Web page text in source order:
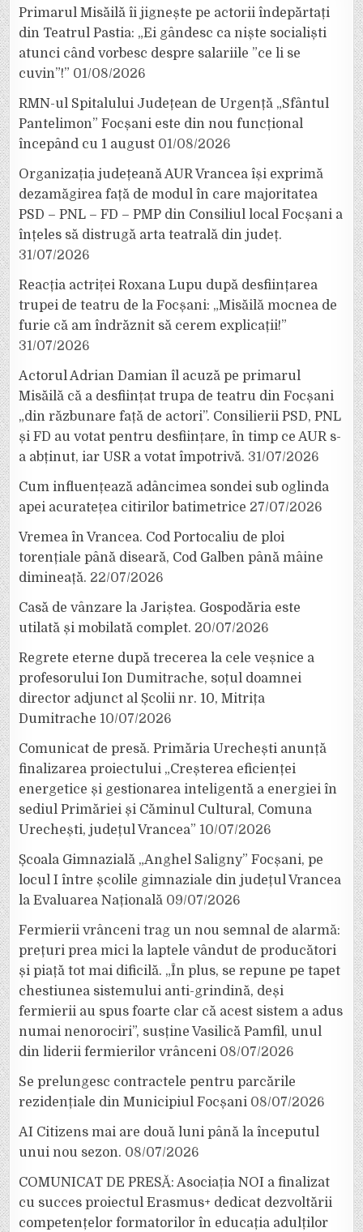
Primarul Misăilă îi jignește pe actorii îndepărtați
din Teatrul Pastia: „Ei gândesc ca niște socialiști
atunci când vorbesc despre salariile ”ce li se
cuvin”!” 01/08/2026
RMN-ul Spitalului Județean de Urgență „Sfântul
Pantelimon” Focșani este din nou funcțional
începând cu 1 august 01/08/2026
Organizația județeană AUR Vrancea își exprimă
dezamăgirea față de modul în care majoritatea
PSD – PNL – FD – PMP din Consiliul local Focșani a
înțeles să distrugă arta teatrală din județ.
31/07/2026
Reacția actriței Roxana Lupu după desființarea
trupei de teatru de la Focșani: „Misăilă mocnea de
furie că am îndrăznit să cerem explicații!”
31/07/2026
Actorul Adrian Damian îl acuză pe primarul
Misăilă că a desființat trupa de teatru din Focșani
„din răzbunare față de actori”. Consilierii PSD, PNL
și FD au votat pentru desființare, în timp ce AUR s-
a abținut, iar USR a votat împotrivă. 31/07/2026
Cum influențează adâncimea sondei sub oglinda
apei acuratețea citirilor batimetrice 27/07/2026
Vremea în Vrancea. Cod Portocaliu de ploi
torențiale până diseară, Cod Galben până mâine
dimineață. 22/07/2026
Casă de vânzare la Jariștea. Gospodăria este
utilată și mobilată complet. 20/07/2026
Regrete eterne după trecerea la cele veșnice a
profesorului Ion Dumitrache, soțul doamnei
director adjunct al Școlii nr. 10, Mitrița
Dumitrache 10/07/2026
Comunicat de presă. Primăria Urechești anunță
finalizarea proiectului „Creșterea eficienței
energetice și gestionarea inteligentă a energiei în
sediul Primăriei și Căminul Cultural, Comuna
Urechești, județul Vrancea” 10/07/2026
Școala Gimnazială „Anghel Saligny” Focșani, pe
locul I între școlile gimnaziale din județul Vrancea
la Evaluarea Națională 09/07/2026
Fermierii vrânceni trag un nou semnal de alarmă:
prețuri prea mici la laptele vândut de producători
și piață tot mai dificilă. „În plus, se repune pe tapet
chestiunea sistemului anti-grindină, deși
fermierii au spus foarte clar că acest sistem a adus
numai nenorociri”, susține Vasilică Pamfil, unul
din liderii fermierilor vrânceni 08/07/2026
Se prelungesc contractele pentru parcările
rezidențiale din Municipiul Focșani 08/07/2026
AI Citizens mai are două luni până la începutul
unui nou sezon. 08/07/2026
COMUNICAT DE PRESĂ: Asociația NOI a finalizat
cu succes proiectul Erasmus+ dedicat dezvoltării
competențelor formatorilor în educația adulților